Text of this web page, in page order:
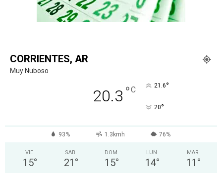
CORRIENTES, AR
Muy Nuboso
20.3 °C 21.6°
20°
93% 1.3kmh 76%
VIE
15°
SAB
21 °
DOM
15°
LUN
14°
MAR
11 °